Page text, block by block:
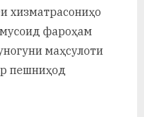
хизматрасониҳо
фароҳам
маҳсулоти
пешниҳод